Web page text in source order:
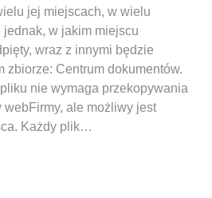
jej miejscach, w wielu
jednak, w jakim miejscu
wraz z innymi będzie
zbiorze: Centrum dokumentów.
nie wymaga przekopywania
webFirmy, ale możliwy jest
Każdy plik…